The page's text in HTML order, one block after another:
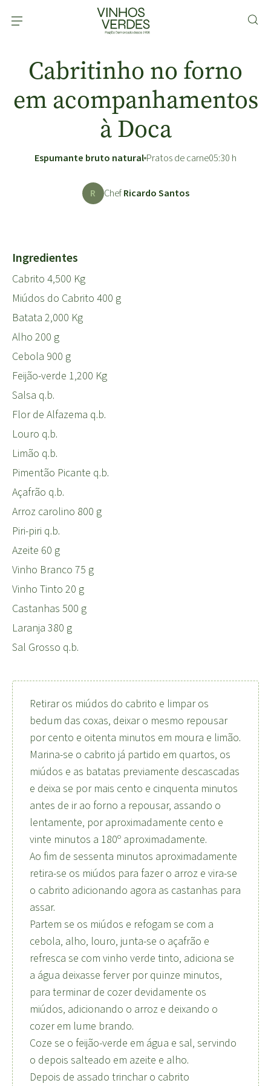
Cabritinho no forno
em acompanhamentos
à Doca
Espumante bruto natural Pratos de carne05:30 h
R ChefRicardo Santos
Ingredientes
Cabrito 4,500 Kg
Miúdos do Cabrito 400 g
Batata 2,000 Kg
Alho 200 g
Cebola 900 g
Feijão-verde 1,200 Kg
Salsa q.b.
Flor de Alfazema q.b.
Louro q.b.
Limão q.b.
Pimentão Picante q.b.
Açafrão q.b.
Arroz carolino 800 g
Piri-piri q.b.
Azeite 60 g
Vinho Branco 75 g
Vinho Tinto 20 g
Castanhas 500 g
Laranja 380 g
Sal Grosso q.b.
Retirar os miúdos do cabrito e limpar os
bedum das coxas, deixar o mesmo repousar
por cento e oitenta minutos em moura e limão.
Marina-se o cabrito já partido em quartos, os
miúdos e as batatas previamente descascadas
e deixa se por mais cento e cinquenta minutos
antes de ir ao forno a repousar, assando o
lentamente, por aproximadamente cento e
vinte minutos a 180º aproximadamente.
Ao fim de sessenta minutos aproximadamente
retira-se os miúdos para fazer o arroz e vira-se
o cabrito adicionando agora as castanhas para
assar.
Partem se os miúdos e refogam se com a
cebola, alho, louro, junta-se o açafrão e
refresca se com vinho verde tinto, adiciona se
a água deixasse ferver por quinze minutos,
para terminar de cozer devidamente os
miúdos, adicionando o arroz e deixando o
cozer em lume brando.
Coze se o feijão-verde em água e sal, servindo
o depois salteado em azeite e alho.
Depois de assado trinchar o cabrito